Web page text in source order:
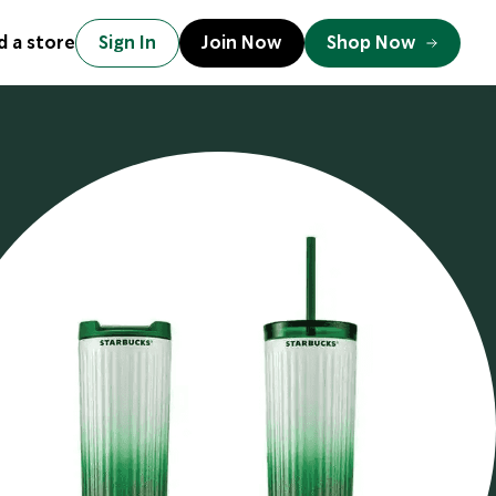
a store Sign In Join Now Shop Now